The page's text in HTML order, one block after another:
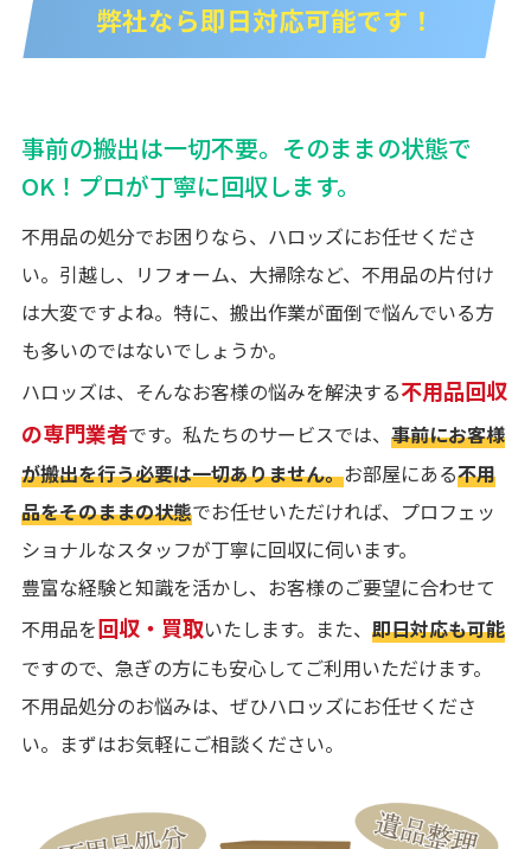
弊社なら即日対応可能です！
事前の搬出は一切不要。そのままの状態で
OK！プロが丁寧に回収します。
不用品の処分でお困りなら、ハロッズにお任せくださ
い。引越し、リフォーム、大掃除など、不用品の片付け
は大変ですよね。特に、搬出作業が面倒で悩んでいる方
も多いのではないでしょうか。
ハロッズは、そんなお客様の悩みを解決する不用品回収
の専門業者です。私たちのサービスでは、 事前にお客様
が搬出を行う必要は一切ありません。お部屋にある不用
品をそのままの状態でお任せいただければ、プロフェッ
ショナルなスタッフが丁寧に回収に伺います。
豊富な経験と知識を活かし、お客様のご要望に合わせて
不用品を回収・買取いたします。また、 即日対応も可能
ですので、急ぎの方にも安心してご利用いただけます。
不用品処分のお悩みは、ぜひハロッズにお任せくださ
い。まずはお気軽にご相談ください。